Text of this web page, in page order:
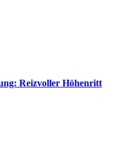
Reizvoller Höhenritt